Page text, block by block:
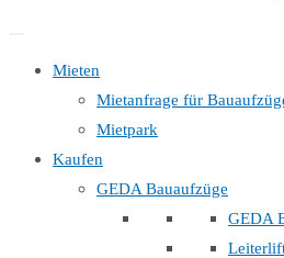
Mieten
Mietanfrage für
Mietpark
Kaufen
GEDA Bauaufzüge
GEDA